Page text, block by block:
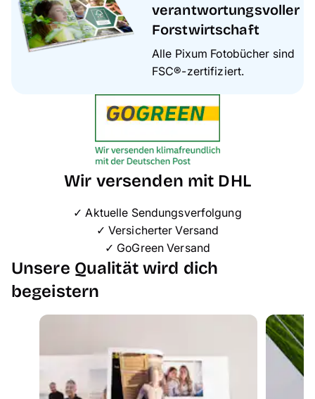
verantwortungsvoller
Forstwirtschaft
Alle Pixum Fotobücher sind
FSC®-zertifiziert.
Wir versenden mit DHL
✓ Aktuelle Sendungsverfolgung
✓ Versicherter Versand
✓ GoGreen Versand
Unsere Qualität wird dich
begeistern